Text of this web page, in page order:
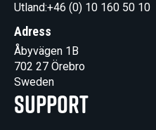
Utland:+46 (0) 10 160 50 10
Adress
Åbyvägen 1B
702 27 Örebro
Sweden
Support